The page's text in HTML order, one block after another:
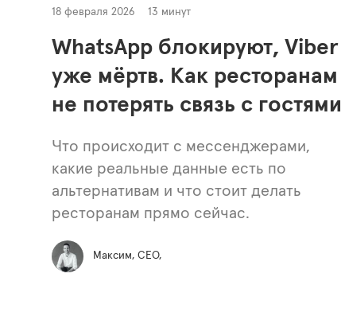
18 февраля 2026 13 минут
WhatsApp блокируют, Viber
уже мёртв. Как ресторанам
не потерять связь с гостями
Что происходит с мессенджерами,
какие реальные данные есть по
альтернативам и что стоит делать
ресторанам прямо сейчас.
Максим, СЕО,